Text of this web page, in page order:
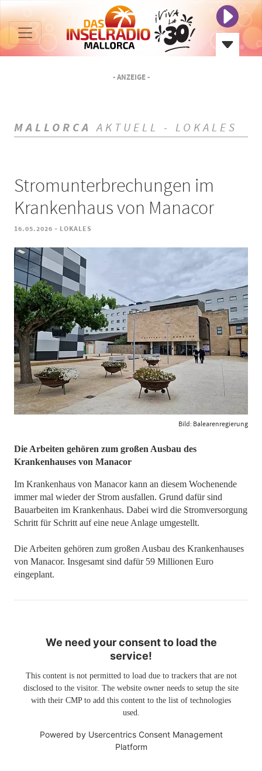
- ANZEIGE -
MALLORCA AKTUELL - LOKALES
Stromunterbrechungen im
Krankenhaus von Manacor
16.05.2026 - LOKALES
Bild: Balearenregierung
​​​​​​​Die Arbeiten gehören zum großen Ausbau des
Krankenhauses von Manacor
Im Krankenhaus von Manacor kann an diesem Wochenende
immer mal wieder der Strom ausfallen. Grund dafür sind
Bauarbeiten im Krankenhaus. Dabei wird die Stromversorgung
Schritt für Schritt auf eine neue Anlage umgestellt.
Die Arbeiten gehören zum großen Ausbau des Krankenhauses
von Manacor. Insgesamt sind dafür 59 Millionen Euro
eingeplant.
We need your consent to load the
service!
This content is not permitted to load due to trackers that are not
disclosed to the visitor. The website owner needs to setup the site
with their CMP to add this content to the list of technologies
used.
Powered by Usercentrics Consent Management
Platform